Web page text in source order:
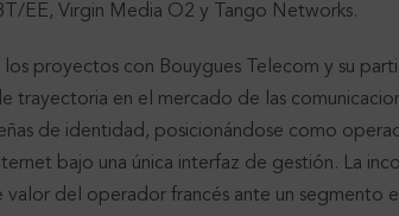
EE, Virgin Media O2 y Tango Networks.
los proyectos con Bouygues Telecom y su
trayectoria en el mercado de las
de identidad, posicionándose como
bajo una única interfaz de gestión. La
del operador francés ante un segmento